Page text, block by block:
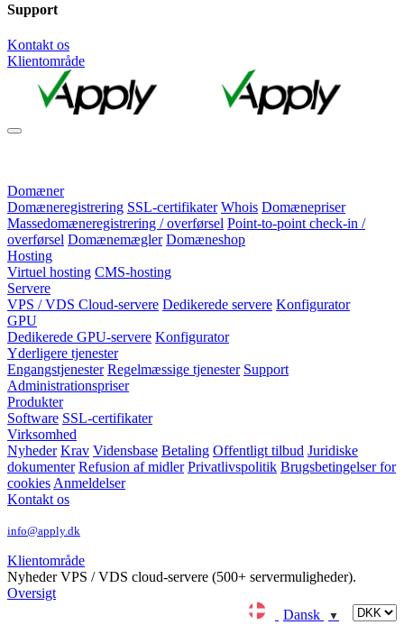
Support
Kontakt os
Klientområde
Domæner
Domæneregistrering SSL-certifikater Whois Domænepriser
Massedomæneregistrering / overførsel Point-to-point check-in /
overførsel Domænemægler Domæneshop
Hosting
Virtuel hosting CMS-hosting
Servere
VPS / VDS Cloud-servere Dedikerede servere Konfigurator
GPU
Dedikerede GPU-servere Konfigurator
Yderligere tjenester
Engangstjenester Regelmæssige tjenester Support
Administrationspriser
Produkter
Software SSL-certifikater
Virksomhed
Nyheder Krav Vidensbase Betaling Offentligt tilbud Juridiske
dokumenter Refusion af midler Privatlivspolitik Brugsbetingelser for
cookies Anmeldelser
Kontakt os
info@apply.dk
Klientområde
Nyheder VPS / VDS cloud-servere (500+ servermuligheder).
Oversigt
Dansk
▼